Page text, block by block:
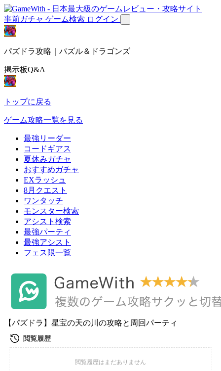
事前ガチャ ゲーム検索 ログイン
パズドラ攻略｜パズル＆ドラゴンズ
掲示板Q&A
トップに戻る
ゲーム攻略一覧を見る
最強リーダー
コードギアス
夏休みガチャ
おすすめガチャ
EXラッシュ
8月クエスト
ワンタッチ
モンスター検索
アシスト検索
最強パーティ
最強アシスト
フェス限一覧
【パズドラ】星宝の天の川の攻略と周回パーティ